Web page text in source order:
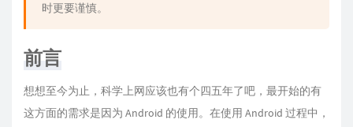
时更要谨慎。
前言
想想至今为止，科学上网应该也有个四五年了吧，最开始的有
这方面的需求是因为 Android 的使用。在使用 Android 过程中，